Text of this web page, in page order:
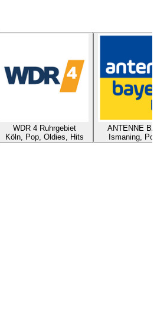
WDR 4 Ruhrgebiet
Köln, Pop, Oldies, Hits
ANTENNE
Ismaning,